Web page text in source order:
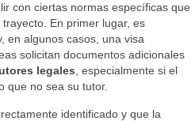
con ciertas normas específicas que
En primer lugar, es
en algunos casos, una visa
solicitan documentos adicionales
legales , especialmente si el
que no sea su tutor.
identificado y que la